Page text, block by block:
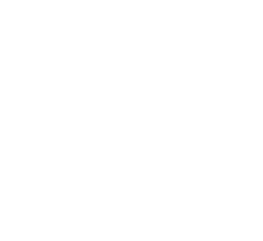
Компания осуществляет возврат и обмен этого
надлежащего и ненадлежащего качества).
заявленному в описании качеству. Деньги
может отказать потребителю в обмене и